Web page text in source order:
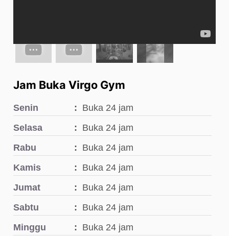
Jam Buka Virgo Gym
Senin
Buka 24 jam
Selasa
Buka 24 jam
Rabu
Buka 24 jam
Kamis
Buka 24 jam
Jumat
Buka 24 jam
Sabtu
Buka 24 jam
Minggu
Buka 24 jam